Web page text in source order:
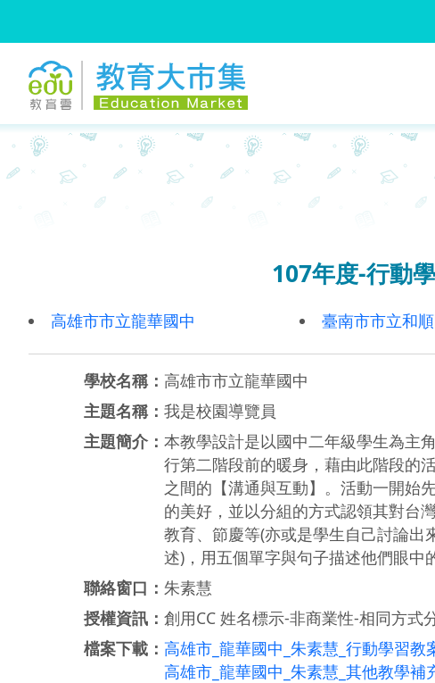
107年度-行動
高雄市市立龍華國中 臺南市市立和
學校名稱： 高雄市市立龍華國中
主題名稱： 我是校園導覽員
主題簡介： 本教學設計是以國中二年級學生為主
行第二階段前的暖身，藉由此階段的
之間的【溝通與互動】。活動一開始
的美好，並以分組的方式認領其對台
教育、節慶等(亦或是學生自己討論出
述)，用五個單字與句子描述他們眼中
聯絡窗口： 朱素慧
授權資訊： 創用CC 姓名標示-非商業性-相同方式
檔案下載： 高雄市_龍華國中_朱素慧_行動學習教
高雄市_龍華國中_朱素慧_其他教學補